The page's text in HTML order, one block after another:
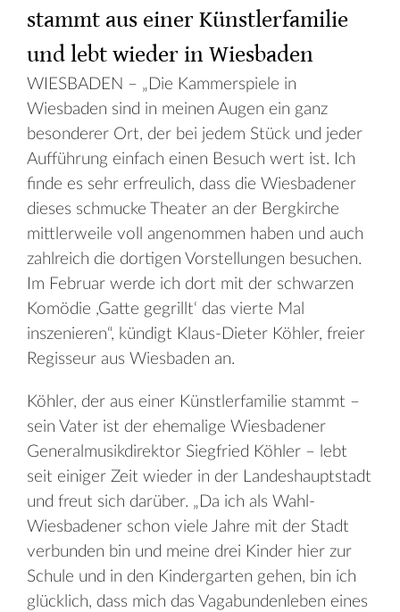
stammt aus einer Künstlerfamilie
und lebt wieder in Wiesbaden
WIESBADEN – „Die Kammerspiele in
Wiesbaden sind in meinen Augen ein ganz
besonderer Ort, der bei jedem Stück und jeder
Aufführung einfach einen Besuch wert ist. Ich
finde es sehr erfreulich, dass die Wiesbadener
dieses schmucke Theater an der Bergkirche
mittlerweile voll angenommen haben und auch
zahlreich die dortigen Vorstellungen besuchen.
Im Februar werde ich dort mit der schwarzen
Komödie ,Gatte gegrillt‘ das vierte Mal
inszenieren“, kündigt Klaus-Dieter Köhler, freier
Regisseur aus Wiesbaden an.
Köhler, der aus einer Künstlerfamilie stammt –
sein Vater ist der ehemalige Wiesbadener
Generalmusikdirektor Siegfried Köhler – lebt
seit einiger Zeit wieder in der Landeshauptstadt
und freut sich darüber. „Da ich als Wahl-
Wiesbadener schon viele Jahre mit der Stadt
verbunden bin und meine drei Kinder hier zur
Schule und in den Kindergarten gehen, bin ich
glücklich, dass mich das Vagabundenleben eines